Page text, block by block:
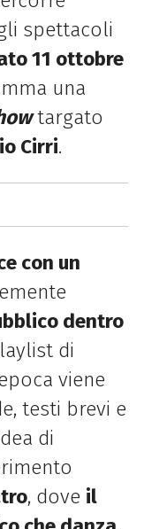
spettacoli
11 ottobre
una
targato
Cirri.
con un
dentro
di
viene
testi brevi e
di
, dove il